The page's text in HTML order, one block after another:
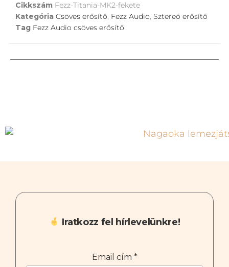
Cikkszám Fezz-Titania-MK2-fekete
Kategória Csöves erősítő, Fezz Audio, Sztereó erősítő
Tag Fezz Audio csöves erősítő
Iratkozz fel hírlevelünkre!
Email cím *